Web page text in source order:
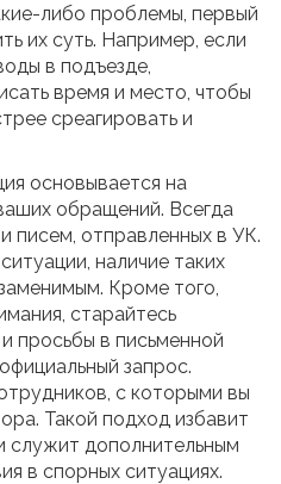
либо проблемы, первый
их суть. Например, если
в подъезде,
время и место, чтобы
среагировать и
основывается на
обращений. Всегда
писем, отправленных в УК.
наличие таких
Кроме того,
старайтесь
просьбы в письменной
запрос.
с которыми вы
Такой подход избавит
служит дополнительным
в спорных ситуациях.